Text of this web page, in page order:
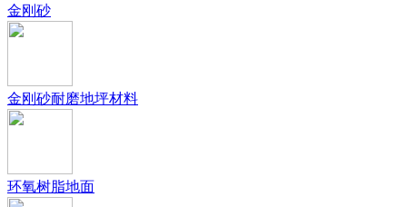
金刚砂
金刚砂耐磨地坪材料
环氧树脂地面